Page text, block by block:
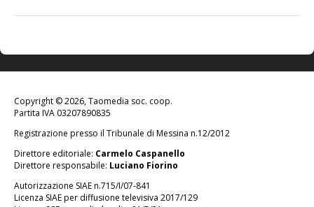
Copyright © 2026, Taomedia soc. coop.
Partita IVA 03207890835
Registrazione presso il Tribunale di Messina n.12/2012
Direttore editoriale: Carmelo Caspanello
Direttore responsabile: Luciano Fiorino
Autorizzazione SIAE n.715/I/07-841
Licenza SIAE per diffusione televisiva 2017/129